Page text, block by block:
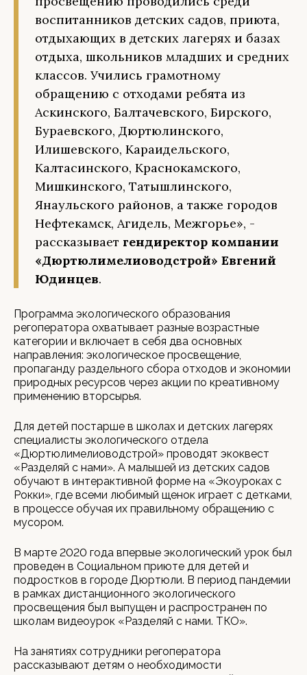
воспитанников детских садов, приюта,
отдыхающих в детских лагерях и базах
отдыха, школьников младших и средних
классов. Учились грамотному
обращению с отходами ребята из
Аскинского, Балтачевского, Бирского,
Бураевского, Дюртюлинского,
Илишевского, Караидельского,
Калтасинского, Краснокамского,
Мишкинского, Татышлинского,
Янаульского районов, а также городов
Нефтекамск, Агидель, Межгорье», -
рассказывает гендиректор компании
«Дюртюлимелиоводстрой» Евгений
Юдинцев.
Программа экологического образования
регоператора охватывает разные возрастные
категории и включает в себя два основных
направления: экологическое просвещение,
пропаганду раздельного сбора отходов и экономии
природных ресурсов через акции по креативному
применению вторсырья.
Для детей постарше в школах и детских лагерях
специалисты экологического отдела
«Дюртюлимелиоводстрой» проводят экоквест
«Разделяй с нами». А малышей из детских садов
обучают в интерактивной форме на «Экоуроках с
Рокки», где всеми любимый щенок играет с детками,
в процессе обучая их правильному обращению с
мусором.
В марте 2020 года впервые экологический урок был
проведен в Социальном приюте для детей и
подростков в городе Дюртюли. В период пандемии
в рамках дистанционного экологического
просвещения был выпущен и распространен по
школам видеоурок «Разделяй с нами. ТКО».
На занятиях сотрудники регоператора
рассказывают детям о необходимости